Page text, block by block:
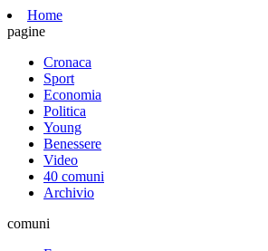
Home
pagine
Cronaca
Sport
Economia
Politica
Young
Benessere
Video
40 comuni
Archivio
comuni